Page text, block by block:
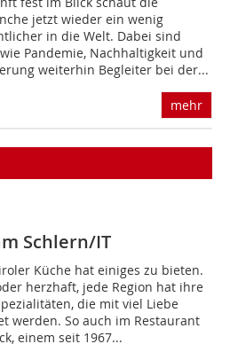
jetzt wieder ein wenig
in die Welt. Dabei sind
Pandemie, Nachhaltigkeit und
weiterhin Begleiter bei der...
mehr
Schlern/IT
Küche hat einiges zu bieten.
herzhaft, jede Region hat ihre
die mit viel Liebe
werden. So auch im Restaurant
einem seit 1967...